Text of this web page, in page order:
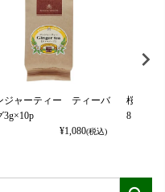
ジャーティー ティーバ
3g×10p
¥1,080(税込)
桜の緑
8ｐ（袋